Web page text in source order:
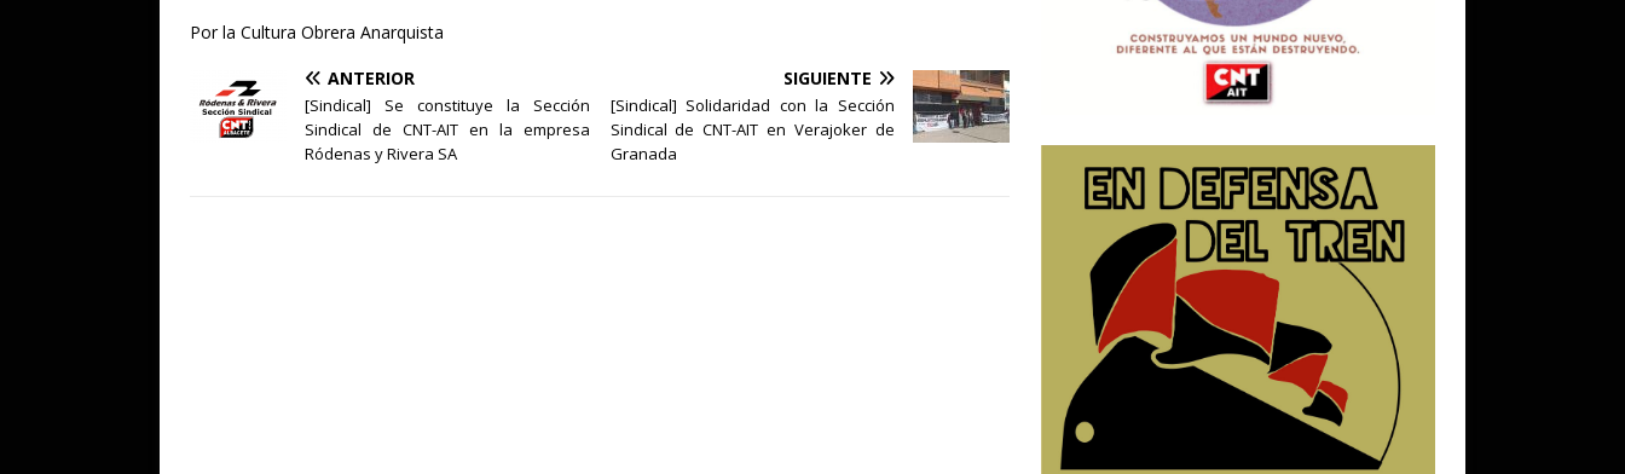
Por la Cultura Obrera Anarquista
ANTERIOR
[Sindical] Se constituye la Sección
Sindical de CNT-AIT en la empresa
Ródenas y Rivera SA
SIGUIENTE
[Sindical] Solidaridad con la Sección
Sindical de CNT-AIT en Verajoker de
Granada